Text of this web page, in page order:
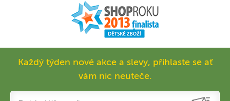
Každý týden nové akce a slevy, přihlaste se ať
vám nic neuteče.